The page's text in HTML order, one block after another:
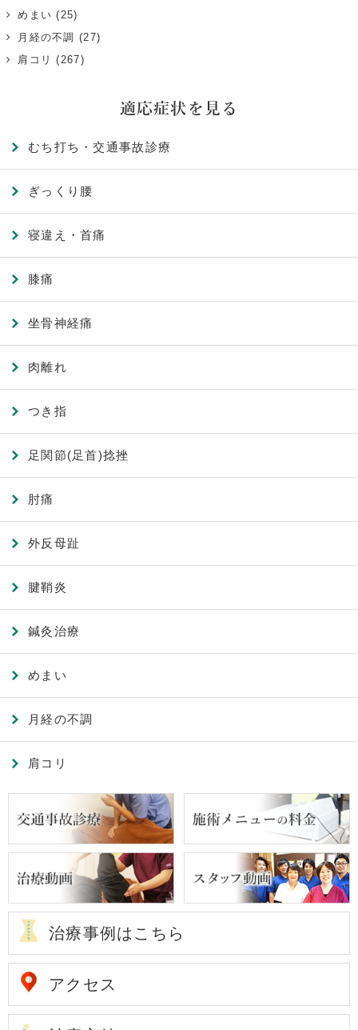
めまい (25)
月経の不調 (27)
肩コリ (267)
適応症状を見る
むち打ち・交通事故診療
ぎっくり腰
寝違え・首痛
膝痛
坐骨神経痛
肉離れ
つき指
足関節(足首)捻挫
肘痛
外反母趾
腱鞘炎
鍼灸治療
めまい
月経の不調
肩コリ
治療事例はこちら
アクセス